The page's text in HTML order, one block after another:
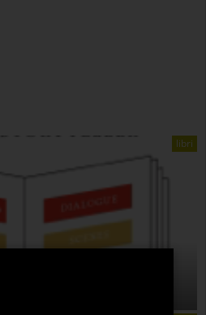
libri